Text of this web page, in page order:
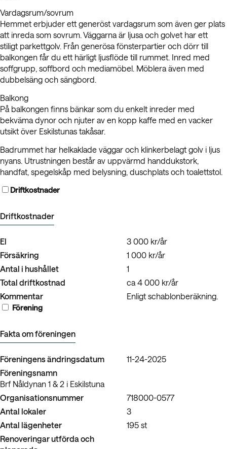
Vardagsrum/sovrum
Hemmet erbjuder ett generöst vardagsrum som även ger plats
att inreda som sovrum. Väggarna är ljusa och golvet har ett
stiligt parkettgolv. Från generösa fönsterpartier och dörr till
balkongen får du ett härligt ljusflöde till rummet. Inred med
soffgrupp, soffbord och mediamöbel. Möblera även med
dubbelsäng och sängbord.
Balkong
På balkongen finns bänkar som du enkelt inreder med
bekväma dynor och njuter av en kopp kaffe med en vacker
utsikt över Eskilstunas takåsar.
Badrummet har helkaklade väggar och klinkerbelagt golv i ljus
nyans. Utrustningen består av uppvärmd handdukstork,
handfat, spegelskåp med belysning, duschplats och toalettstol.
Driftkostnader
Driftkostnader
El
3 000 kr/år
Försäkring
1 000 kr/år
Antal i hushållet
1
Total driftkostnad
ca 4 000 kr/år
Kommentar
Enligt schablonberäkning.
Förening
Fakta om föreningen
Föreningens ändringsdatum
11-24-2025
Föreningsnamn
Brf Nåldynan 1 & 2 i Eskilstuna
Organisationsnummer
718000-0577
Antal lokaler
3
Antal lägenheter
195 st
Renoveringar utförda och